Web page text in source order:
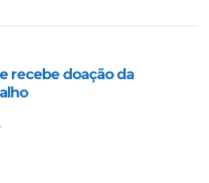
recebe doação da